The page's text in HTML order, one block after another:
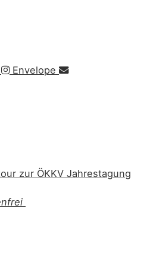
Envelope
zur ÖKKV Jahrestagung